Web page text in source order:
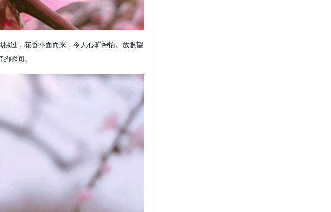
过，花香扑面而来，令人心旷神怡。放眼望
瞬间。